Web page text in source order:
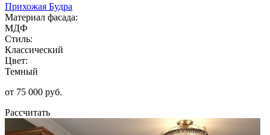
Прихожая Будра
Материал фасада:
МДФ
Стиль:
Классический
Цвет:
Темный
от 75 000 руб.
Рассчитать